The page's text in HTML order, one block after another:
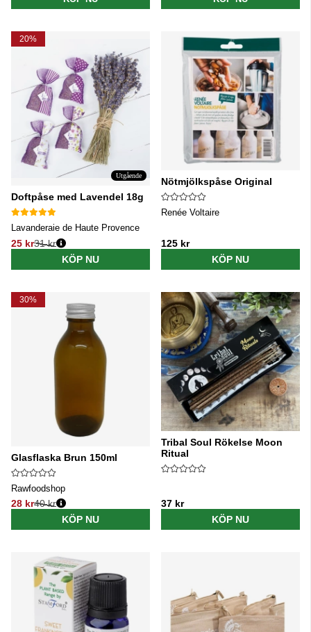
20%
Utgående
Doftpåse med Lavendel 18g
Lavanderaie de Haute Provence
25 kr
Ordinarie pris:
31 kr
KÖP NU
Nötmjölkspåse Original
Renée Voltaire
125 kr
KÖP NU
30%
Glasflaska Brun 150ml
Rawfoodshop
28 kr
Ordinarie pris:
40 kr
KÖP NU
Tribal Soul Rökelse Moon
Ritual
37 kr
KÖP NU